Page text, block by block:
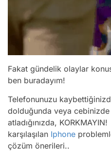
Fakat gündelik olaylar
ben buradayım!
Telefonunuzu
dolduğunda veya
atladığınızda,
karşılaşılan Iphone
çözüm önerileri..